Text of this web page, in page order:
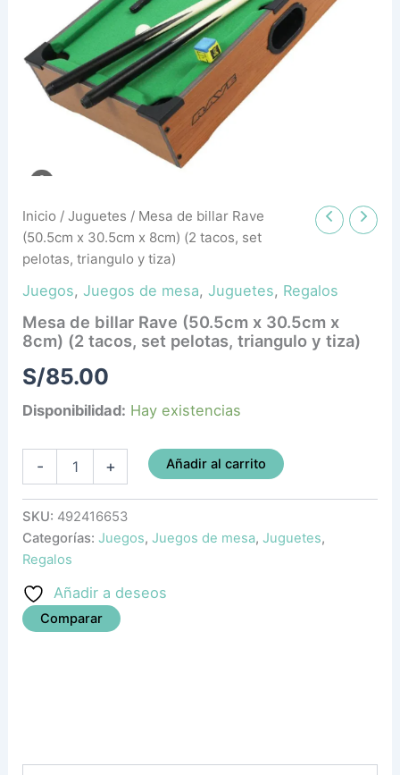
Inicio /Juguetes / Mesa de billar Rave
(50.5cm x 30.5cm x 8cm) (2 tacos, set
pelotas, triangulo y tiza)
Juegos,Juegos de mesa,Juguetes, Regalos
Mesa de billar Rave (50.5cm x 30.5cm x
8cm) (2 tacos, set pelotas, triangulo y tiza)
S/85.00
Disponibilidad: Hay existencias
-
tacos,
set
pelotas,
triangulo
cantidad
+ Añadir al carrito
SKU: 492416653
Categorías:Juegos,Juegos de mesa,Juguetes,
Regalos
Añadir a deseos
Comparar